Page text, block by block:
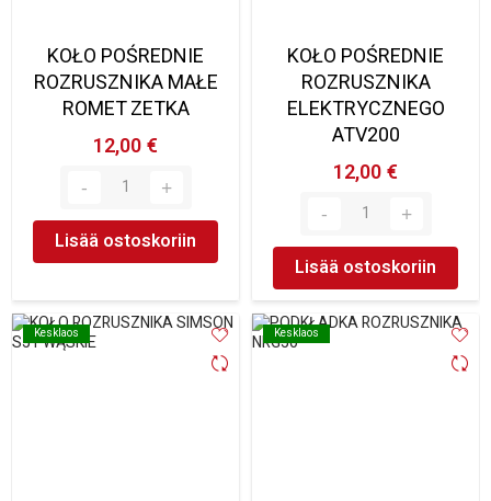
KOŁO POŚREDNIE
ROZRUSZNIKA MAŁE
ROMET ZETKA
12,00 €
Lisää ostoskoriin
KOŁO POŚREDNIE
ROZRUSZNIKA
ELEKTRYCZNEGO
ATV200
12,00 €
Lisää ostoskoriin
Kesklaos
Kesklaos Kesklaos
Kesklaos